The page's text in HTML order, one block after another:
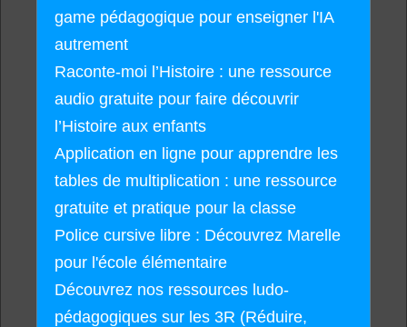
game pédagogique pour enseigner l'IA
autrement
Raconte-moi l’Histoire : une ressource
audio gratuite pour faire découvrir
l’Histoire aux enfants
Application en ligne pour apprendre les
tables de multiplication : une ressource
gratuite et pratique pour la classe
Police cursive libre : Découvrez Marelle
pour l'école élémentaire
Découvrez nos ressources ludo-
pédagogiques sur les 3R (Réduire,